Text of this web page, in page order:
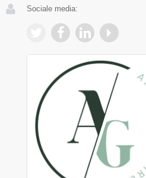
Sociale media: